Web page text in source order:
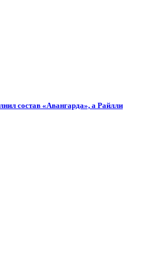
состав «Авангарда», а Райлли